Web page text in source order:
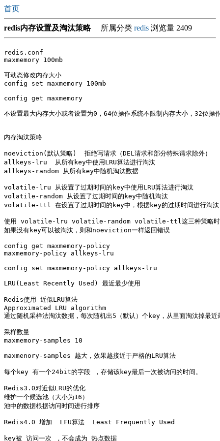
首页
redis内存设置及淘汰策略所属分类 redis 浏览量 2409
redis.conf
maxmemory 100mb
可动态修改内存大小
config set maxmemory 100mb
config get maxmemory
不设置最大内存大小或者设置为0，64位操作系统不限制内存大小，32位操
内存淘汰策略
noeviction(默认策略)  拒绝写请求（DEL请求和部分特殊请求除外）
allkeys-lru  从所有key中使用LRU算法进行淘汰
allkeys-random 从所有key中随机淘汰数据
volatile-lru 从设置了过期时间的key中使用LRU算法进行淘汰
volatile-random 从设置了过期时间的key中随机淘汰
volatile-ttl 在设置了过期时间的key中，根据key的过期时间进行淘汰
使用 volatile-lru volatile-random volatile-ttl这三种策略时
如果没有key可以被淘汰，则和noeviction一样返回错误
config get maxmemory-policy
maxmemory-policy allkeys-lru
config set maxmemory-policy allkeys-lru
LRU(Least Recently Used) 最近最少使用
Redis使用 近似LRU算法
Approximated LRU algorithm
通过随机采样法淘汰数据，每次随机出5（默认）个key，从里面淘汰掉最
采样数量
maxmemory-samples 10
maxmenory-samples 越大，效果越接近于严格的LRU算法
每个key 有一个24bit的字段 ，存储该key最后一次被访问的时间。
Redis3.0对近似LRU的优化
维护一个候选池（大小为16）
池中的数据根据访问时间进行排序
Redis4.0 增加  LFU算法  Least Frequently Used
key被 访问一次 ，不会成为 热点数据